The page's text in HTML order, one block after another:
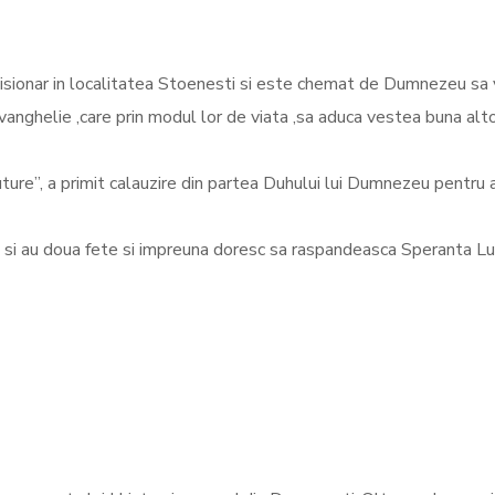
in localitatea Stoenesti si este chemat de Dumnezeu
,care prin modul lor de viata ,sa aduca vestea buna
a primit calauzire din partea Duhului lui Dumnezeu pentru
au doua fete si impreuna doresc sa raspandeasca Speranta